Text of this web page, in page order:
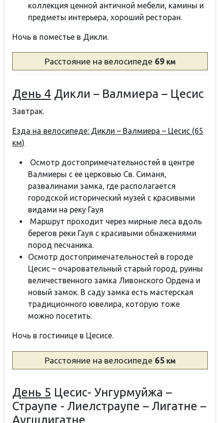
коллекция ценной античной мебели, камины и
предметы интерьера, хороший ресторан.
Ночь в поместье в Дикли.
Расстояние на велосипеде 69 км
День 4 Дикли – Валмиера – Цесис
Завтрак.
Езда на велосипеде: Дикли – Валмиера – Цесис (65
км)
Осмотр достопримечательностей в центре
Валмиеры с ее церковью Св. Симаня,
развалинами замка, где располагается
городской исторический музей с красивыми
видами на реку Гауя
Маршрут проходит через мирные леса вдоль
берегов реки Гауя с красивыми обнажениями
пород песчаника.
Осмотр достопримечательностей в городе
Цесис – очаровательный старый город, руины
величественного замка Ливонского Ордена и
новый замок. В саду замка есть мастерская
традиционного ювелира, которую тоже
можно посетить.
Ночь в гостинице в Цесисе.
Расстояние на велосипеде 65 км
День 5 Цесис- Унгурмуйжа –
Страупе - Лиелстраупе – Лигатне –
Аугшлигатне